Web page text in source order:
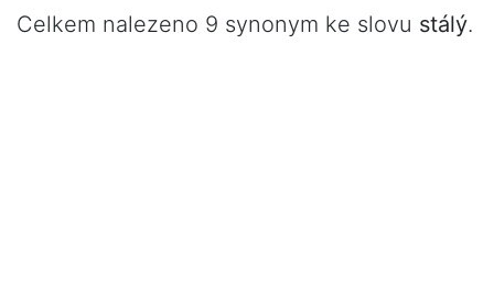
Celkem nalezeno 9 synonym ke slovu stálý.